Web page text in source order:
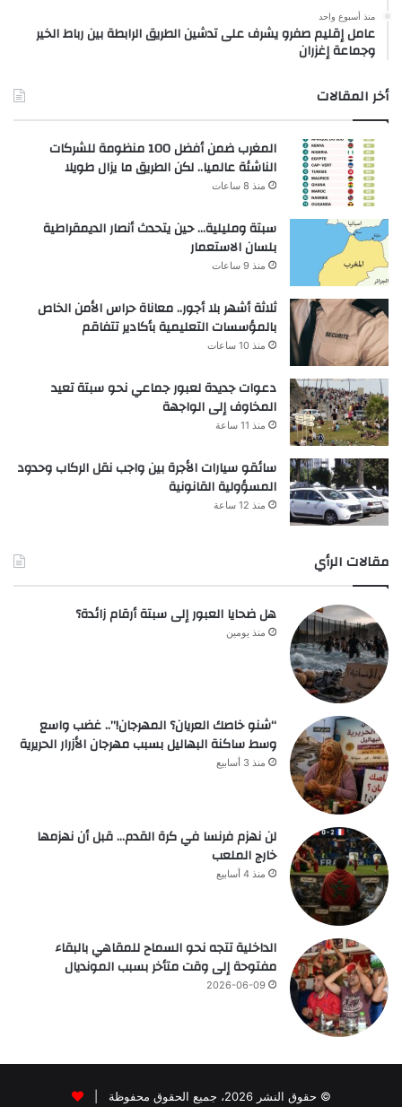
منذ أسبوع واحد
عامل إقليم صفرو يشرف على تدشين الطريق الرابطة بين رباط الخير
وجماعة إغزران
أخر المقالات
المغرب ضمن أفضل 100 منظومة للشركات
الناشئة عالميا.. لكن الطريق ما يزال طويلا
منذ 8 ساعات
سبتة ومليلية… حين يتحدث أنصار الديمقراطية
بلسان الاستعمار
منذ 9 ساعات
ثلاثة أشهر بلا أجور.. معاناة حراس الأمن الخاص
بالمؤسسات التعليمية بأكادير تتفاقم
منذ 10 ساعات
دعوات جديدة لعبور جماعي نحو سبتة تعيد
المخاوف إلى الواجهة
منذ 11 ساعة
سائقو سيارات الأجرة بين واجب نقل الركاب وحدود
المسؤولية القانونية
منذ 12 ساعة
مقالات الرأي
هل ضحايا العبور إلى سبتة أرقام زائدة؟
منذ يومين
“شنو خاصك العريان؟ المهرجان!”.. غضب واسع
وسط ساكنة البهاليل بسبب مهرجان الأزرار الحريرية
منذ 3 أسابيع
لن نهزم فرنسا في كرة القدم… قبل أن نهزمها
خارج الملعب
منذ 4 أسابيع
الداخلية تتجه نحو السماح للمقاهي بالبقاء
مفتوحة إلى وقت متأخر بسبب المونديال
2026-06-09
© حقوق النشر 2026، جميع الحقوق محفوظة |